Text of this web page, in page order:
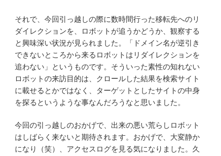
それで、今回引っ越しの際に数時間行った移転先へのリ
ダイレクションを、ロボットが追うかどうか、観察する
と興味深い状況が見られました。「ドメイン名が逆引き
できないところから来るロボットはリダイレクションを
追わない」というものです。そういった素性の知れない
ロボットの来訪目的は、クロールした結果を検索サイト
に載せるとかではなく、ターゲットとしたサイトの中身
を探るというような事なんだろうなと思いました。
今回の引っ越しのおかげで、出来の悪い荒らしロボット
はしばらく来ないと期待されます。おかげで、大変静か
になり（笑）、アクセスログを見る気になりました。久